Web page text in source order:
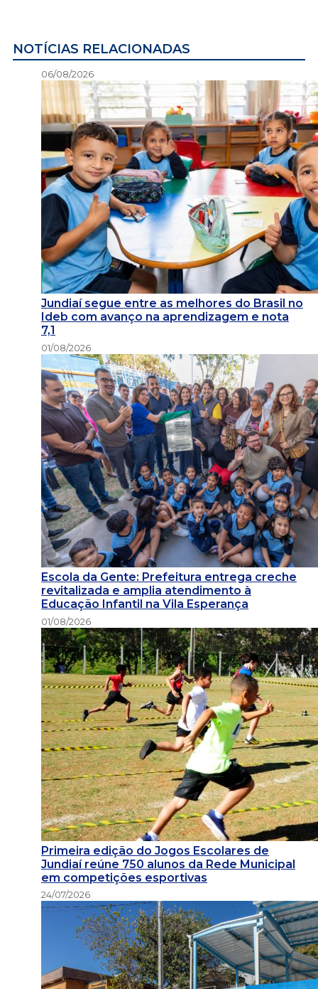
NOTÍCIAS RELACIONADAS
06/08/2026
Jundiaí segue entre as melhores do Brasil no
Ideb com avanço na aprendizagem e nota
7,1
01/08/2026
Escola da Gente: Prefeitura entrega creche
revitalizada e amplia atendimento à
Educação Infantil na Vila Esperança
01/08/2026
Primeira edição do Jogos Escolares de
Jundiaí reúne 750 alunos da Rede Municipal
em competições esportivas
24/07/2026